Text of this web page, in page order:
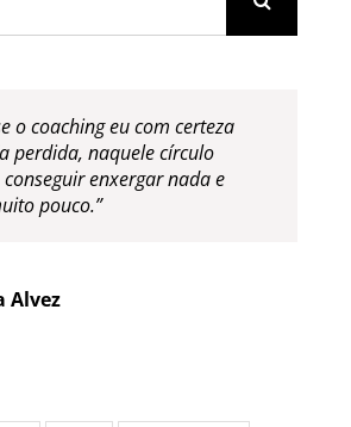
o coaching eu com certeza
perdida, naquele círculo
enxergar nada e
pouco.”
Alvez